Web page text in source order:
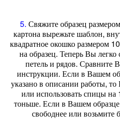
5. Свяжите образец
картона вырежьте шаблон,
квадратное окошко размером
на образец. Теперь Вы легко
петель и рядов.
инструкции. Если в Вашем
указано в описании работы, то
или использовать спицы
тоньше. Если в Вашем
свободнее или возьмите